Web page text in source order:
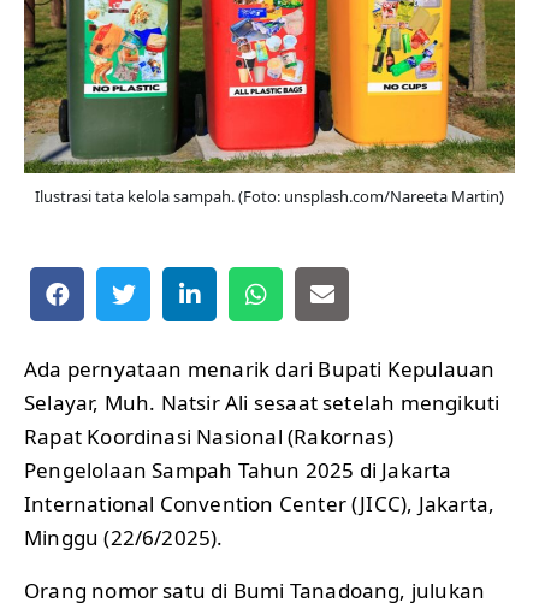
Ilustrasi tata kelola sampah. (Foto: unsplash.com/Nareeta Martin)
Ada pernyataan menarik dari Bupati Kepulauan
Selayar, Muh. Natsir Ali sesaat setelah mengikuti
Rapat Koordinasi Nasional (Rakornas)
Pengelolaan Sampah Tahun 2025 di Jakarta
International Convention Center (JICC), Jakarta,
Minggu (22/6/2025).
Orang nomor satu di Bumi Tanadoang, julukan